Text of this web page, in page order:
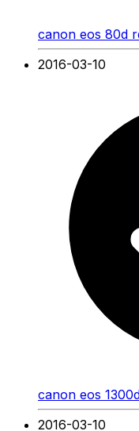
canon eos 80d
2016-03-10
canon eos
2016-03-10